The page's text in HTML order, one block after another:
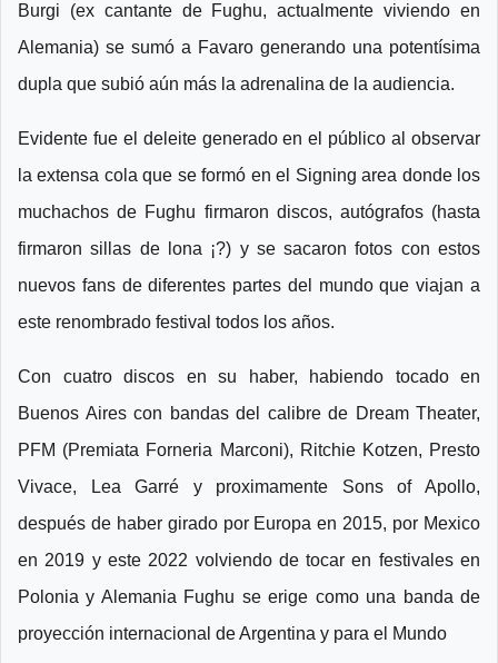
Burgi (ex cantante de Fughu, actualmente viviendo en
Alemania) se sumó a Favaro generando una potentísima
dupla que subió aún más la adrenalina de la audiencia.
Evidente fue el deleite generado en el público al observar
la extensa cola que se formó en el Signing area donde los
muchachos de Fughu firmaron discos, autógrafos (hasta
firmaron sillas de lona ¡?) y se sacaron fotos con estos
nuevos fans de diferentes partes del mundo que viajan a
este renombrado festival todos los años.
Con cuatro discos en su haber, habiendo tocado en
Buenos Aires con bandas del calibre de Dream Theater,
PFM (Premiata Forneria Marconi), Ritchie Kotzen, Presto
Vivace, Lea Garré y proximamente Sons of Apollo,
después de haber girado por Europa en 2015, por Mexico
en 2019 y este 2022 volviendo de tocar en festivales en
Polonia y Alemania Fughu se erige como una banda de
proyección internacional de Argentina y para el Mundo